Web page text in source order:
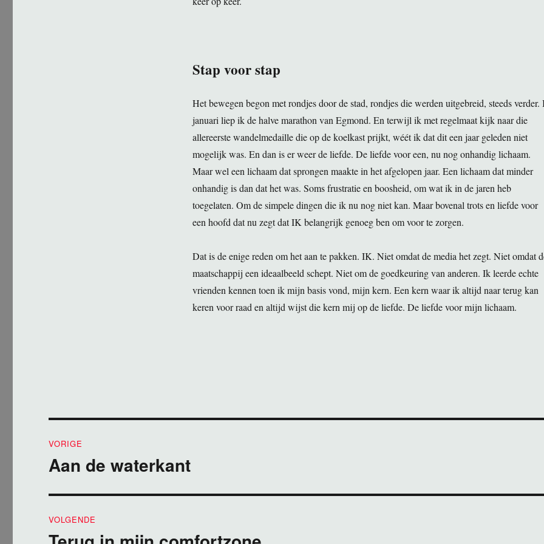
Stap voor stap
Het bewegen begon met rondjes door de stad, rondjes die werden uitgebreid, steeds verder.
januari liep ik de halve marathon van Egmond. En terwijl ik met regelmaat kijk naar die
allereerste wandelmedaille die op de koelkast prijkt, wéét ik dat dit een jaar geleden niet
mogelijk was. En dan is er weer de liefde. De liefde voor een, nu nog onhandig lichaam.
Maar wel een lichaam dat sprongen maakte in het afgelopen jaar. Een lichaam dat minder
onhandig is dan dat het was. Soms frustratie en boosheid, om wat ik in de jaren heb
toegelaten. Om de simpele dingen die ik nu nog niet kan. Maar bovenal trots en liefde voor
een hoofd dat nu zegt dat IK belangrijk genoeg ben om voor te zorgen.
Dat is de enige reden om het aan te pakken. IK. Niet omdat de media het zegt. Niet omdat
maatschappij een ideaalbeeld schept. Niet om de goedkeuring van anderen. Ik leerde echte
vrienden kennen toen ik mijn basis vond, mijn kern. Een kern waar ik altijd naar terug kan
keren voor raad en altijd wijst die kern mij op de liefde. De liefde voor mijn lichaam.
navigatie
VORIGE
Vorig
Aan de waterkant
VOLGENDE
Volgend